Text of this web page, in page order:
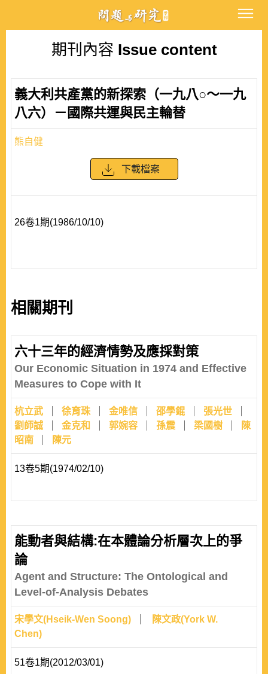
期刊內容 Issue content
義大利共產黨的新探索（一九八○～一九
八六）－國際共運與民主輪替
熊自健
下載檔案
26卷1期(1986/10/10)
相關期刊
六十三年的經濟情勢及應採對策
Our Economic Situation in 1974 and Effective
Measures to Cope with It
杭立武 徐育珠 金唯信 邵學錕
張光世
劉師誠
金克和 郭婉容 孫震 梁國樹
陳
昭南
陳元
13卷5期(1974/02/10)
能動者與結構:在本體論分析層次上的爭
論
Agent and Structure: The Ontological and
Level-of-Analysis Debates
宋學文(Hseik-Wen Soong)
陳文政(York W.
Chen)
51卷1期(2012/03/01)